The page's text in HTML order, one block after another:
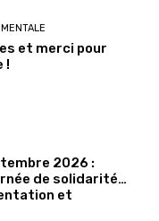
et merci pour
!
2026 :
de solidarité…
et